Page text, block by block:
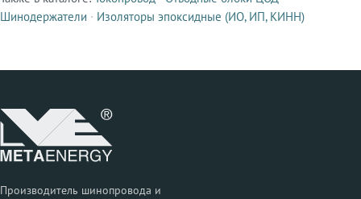
Шинодержатели · Изоляторы эпоксидные (ИО, ИП, КИНН)
Производитель шинопровода и